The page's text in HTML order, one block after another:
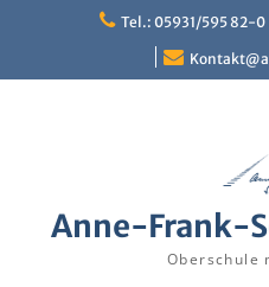
Tel.: 05931/595 82-0
Anne-Frank-
Oberschule